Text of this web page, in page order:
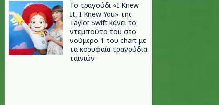
Το τραγούδι «I Knew
It, I Knew You» της
Taylor Swift κάνει το
ντεμπούτο του στο
νούμερο 1 του chart με
τα κορυφαία τραγούδια
ταινιών